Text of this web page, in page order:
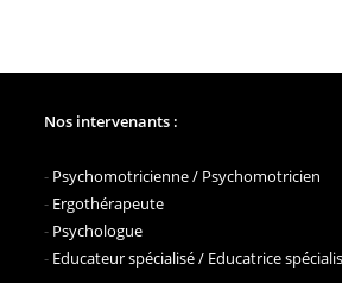
Nos intervenants :
- Psychomotricienne / Psychomotricien
- Ergothérapeute
- Psychologue
- Educateur spécialisé / Educatrice